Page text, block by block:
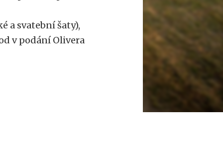
a svatební šaty),
v podání Olivera